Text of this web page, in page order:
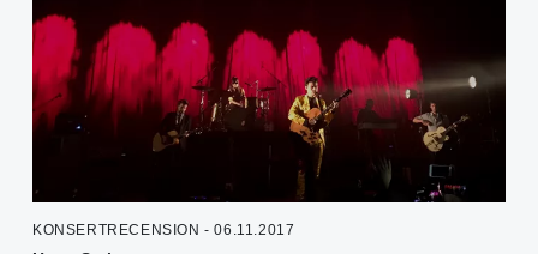
KONSERTRECENSION - 06.11.2017